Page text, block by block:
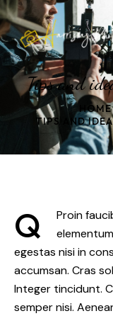
Tips and
HOME
TIPS AND
Q
Proin
egestas nisi in
accumsan. Cras
Integer tincidunt.
semper nisi.